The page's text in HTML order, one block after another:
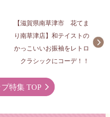
【滋賀県南草津市 花てま
り南草津店】和テイストの
かっこいいお振袖をレトロ
クラシックにコーデ！！
特集 TOP